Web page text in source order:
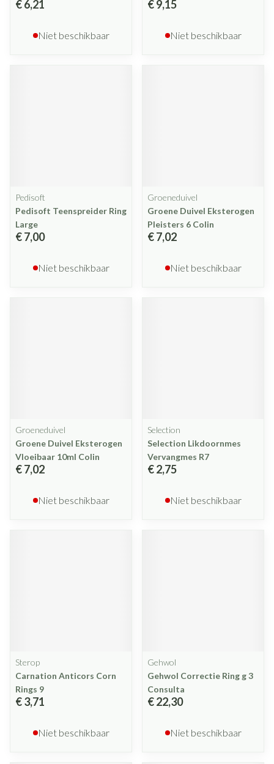
€ 6,21
Niet beschikbaar
€ 9,15
Niet beschikbaar
Pedisoft
Pedisoft Teenspreider Ring
Large
€ 7,00
Niet beschikbaar
Groeneduivel
Groene Duivel Eksterogen
Pleisters 6 Colin
€ 7,02
Niet beschikbaar
Groeneduivel
Groene Duivel Eksterogen
Vloeibaar 10ml Colin
€ 7,02
Niet beschikbaar
Selection
Selection Likdoornmes
Vervangmes R7
€ 2,75
Niet beschikbaar
Sterop
Carnation Anticors Corn
Rings 9
€ 3,71
Niet beschikbaar
Gehwol
Gehwol Correctie Ring g 3
Consulta
€ 22,30
Niet beschikbaar